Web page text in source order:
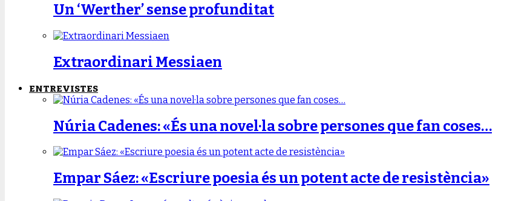
Un ‘Werther’ sense profunditat
Extraordinari Messiaen
ENTREVISTES
Núria Cadenes: «És una novel·la sobre persones que fan coses…
Empar Sáez: «Escriure poesia és un potent acte de resistència»